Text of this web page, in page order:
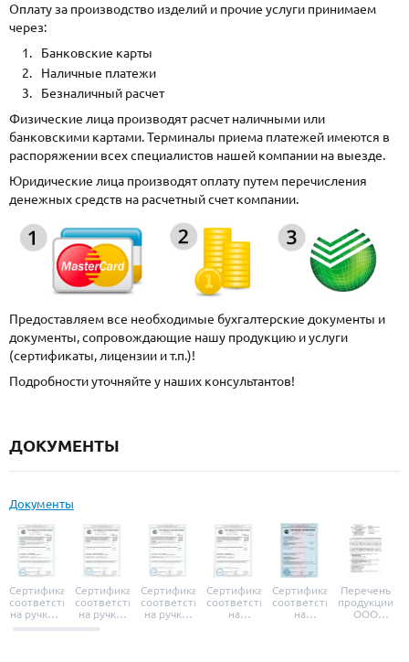
Оплату за производство изделий и прочие услуги принимаем
через:
Банковские карты
Наличные платежи
Безналичный расчет
Физические лица производят расчет наличными или
банковскими картами. Терминалы приема платежей имеются в
распоряжении всех специалистов нашей компании на выезде.
Юридические лица производят оплату путем перечисления
денежных средств на расчетный счет компании.
Предоставляем все необходимые бухгалтерские документы и
документы, сопровождающие нашу продукцию и услуги
(сертификаты, лицензии и т.п.)!
Подробности уточняйте у наших консультантов!
ДОКУМЕНТЫ
Документы
Сертификат
соответствия
на ручки и
броненакладки
Сертификат
соответствия
на ручки-
защелки
Сертификат
соответствия
на ручки-
Сертификат
соответствия
на
Сертификат
соответствия
на
Перечень
продукции
ООО